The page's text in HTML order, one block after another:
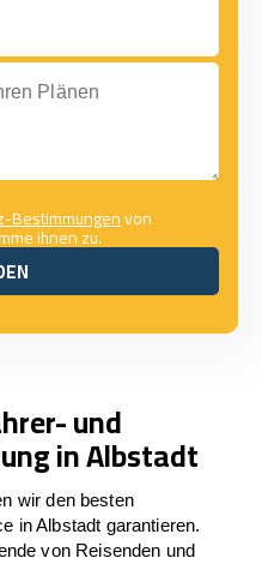
Bestimmungenvon
ihnen zu.
und
in Albstadt
wir den besten
in Albstadt garantieren.
von Reisenden und